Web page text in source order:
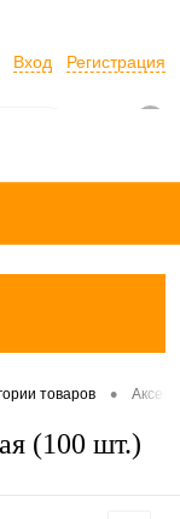
Вход Регистрация
товаров •
(100 шт.)